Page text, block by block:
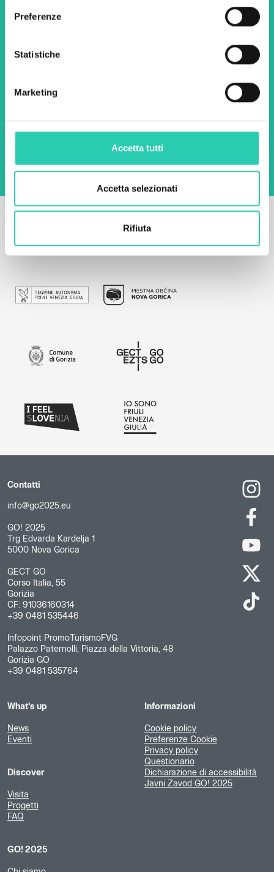
Preferenze
Statistiche
Marketing
Accetta tutti
Accetta selezionati
Rifiuta
Utilizzando questo modulo accetto
Contatti
info@go2025.eu
GO! 2025
Trg Edvarda Kardelja 1
5000 Nova Gorica
GECT GO
Corso Italia, 55
Gorizia
CF: 91036160314
+39 0481 535446
Infopoint PromoTurismoFVG
Palazzo Paternolli, Piazza della Vittoria, 48
Gorizia GO
+39 0481 535764
What's up
News
Eventi
Discover
Visita
Progetti
FAQ
GO! 2025
Informazioni
Cookie policy
Preferenze Cookie
Privacy policy
Questionario
Dichiarazione di accessibilità
Javni Zavod GO! 2025